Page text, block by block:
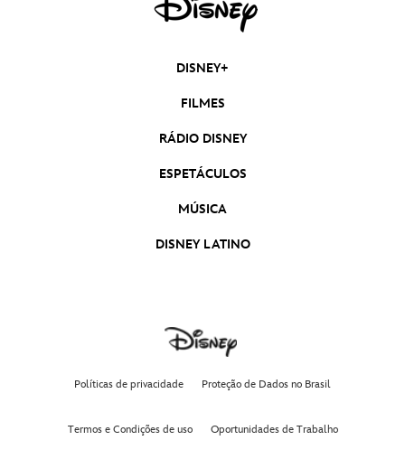
DISNEY+
FILMES
RÁDIO DISNEY
ESPETÁCULOS
MÚSICA
DISNEY LATINO
Políticas de privacidade Proteção de Dados no Brasil
Termos e Condições de uso Oportunidades de Trabalho